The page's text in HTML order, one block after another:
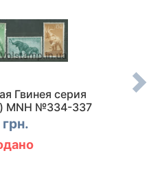
Гвинея серия
MNH №334-337